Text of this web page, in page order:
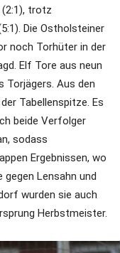
trotz
Die Ostholsteiner
noch Torhüter in der
Elf Tore aus neun
Torjägers. Aus den
Tabellenspitze. Es
beide Verfolger
sodass
Ergebnissen, wo
gegen Lensahn und
wurden sie auch
Herbstmeister.